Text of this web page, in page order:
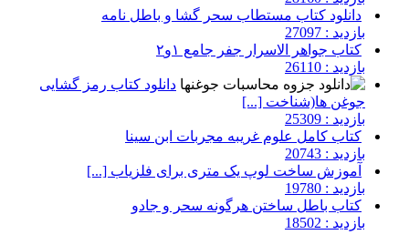
دانلود کتاب مستطاب سحر گشا و باطل نامه
بازدید : 27097
کتاب جواهر الاسرار جفر جامع ۱و۲
بازدید : 26110
دانلود کتاب رمز گشایی
جوغن ها(شناخت [...]
بازدید : 25309
کتاب کامل علوم غریبه مجربات ابن سینا
بازدید : 20743
آموزش ساخت لوپ یک متری برای فلزیاب [...]
بازدید : 19780
کتاب باطل ساختن هرگونه سحر و جادو
بازدید : 18502